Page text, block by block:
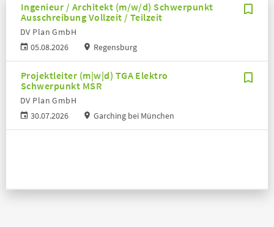
Ingenieur / Architekt (m/w/d) Schwerpunkt
Ausschreibung Vollzeit / Teilzeit
05.08.2026
DV Plan GmbH
Regensburg
Projektleiter (m|w|d) TGA Elektro
Schwerpunkt MSR
30.07.2026
DV Plan GmbH
Garching bei München